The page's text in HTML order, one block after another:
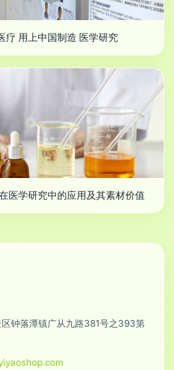
疗 用上中国制造 医学研究
医学研究中的应用及其素材价值
钟落潭镇广从九路381号之393第